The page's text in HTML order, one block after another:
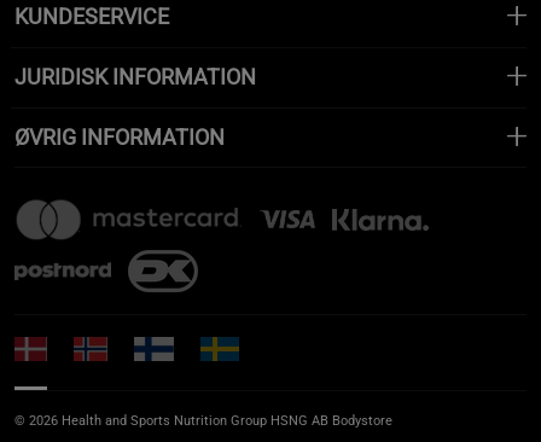
KUNDESERVICE
JURIDISK INFORMATION
ØVRIG INFORMATION
© 2026 Health and Sports Nutrition Group HSNG AB Bodystore